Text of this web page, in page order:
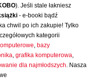
). Jeśli stale łakniesz
- e-booki bądź
chwil po ich zakupie! Tylko
kategorii
, bazy
, grafika komputerowa,
dla najmłodszych. Nasza